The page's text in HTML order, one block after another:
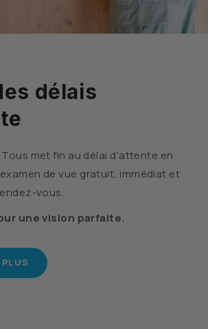
délais
met fin au délai d'attente en
de vue gratuit, immédiat et
vous.
une vision parfaite.
PLUS